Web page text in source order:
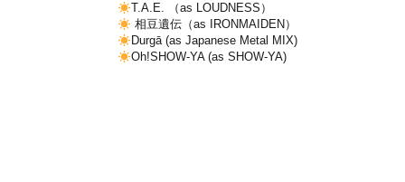
T.A.E. （as LOUDNESS）
相豆遺伝（as IRONMAIDEN）
Durgā (as Japanese Metal MIX)
Oh!SHOW-YA (as SHOW-YA)